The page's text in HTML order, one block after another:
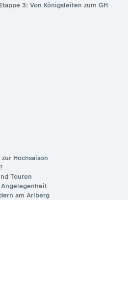
3: Von Königsleiten zum GH
Hochsaison
Touren
Angelegenheit
am Arlberg